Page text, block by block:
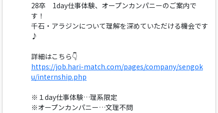
28卒 1day仕事体験、オープンカンパニーのご案内で
す！
千石・アラジンについて理解を深めていただける機会です
♪
詳細はこちら👇
https://job.hari-match.com/pages/company/sengok
u/internship.php
※１day仕事体験…理系限定
※オープンカンパニー…文理不問